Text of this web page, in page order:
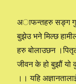
अाफन्तहरु सङ्ग
बुझेउ भने मिल्छ
हरु बोलाउछन
जीवन के हो बुझौं यो
।। यहि